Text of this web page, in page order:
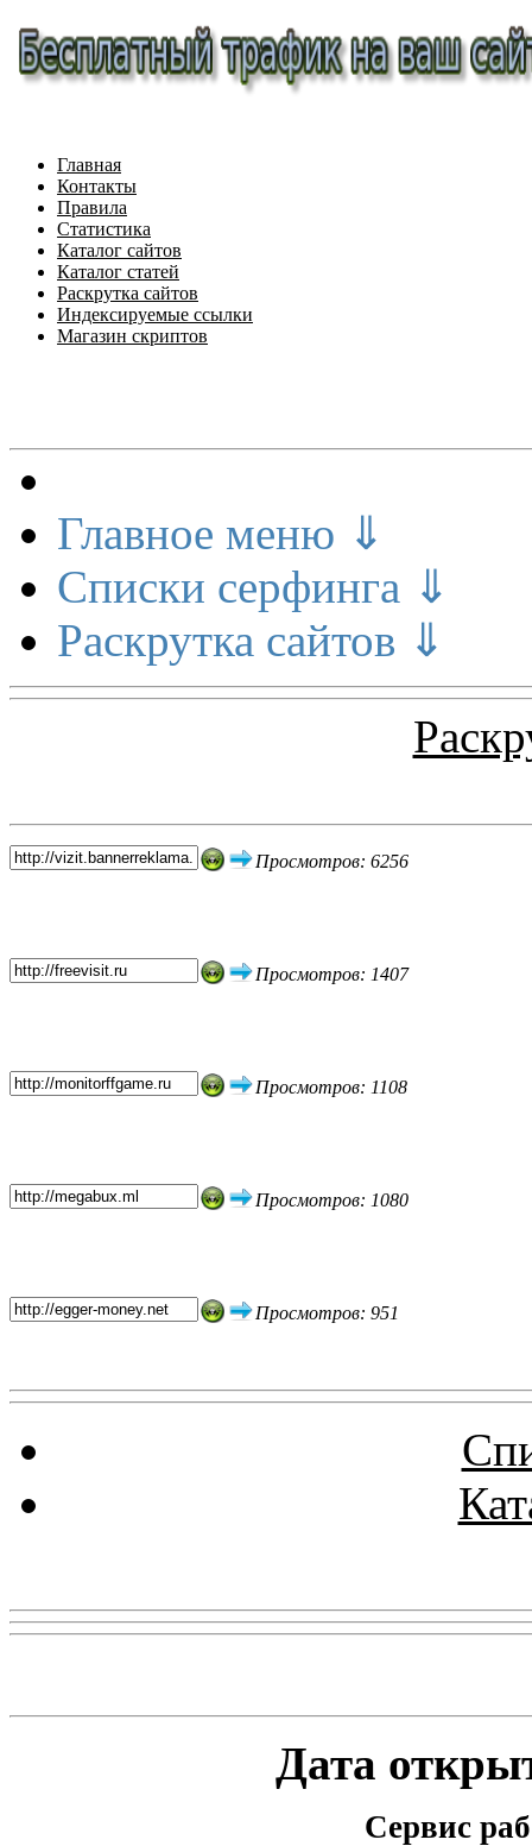
Главная
Контакты
Правила
Статистика
Каталог сайтов
Каталог статей
Раскрутка сайтов
Индексируемые ссылки
Магазин скриптов
Главное меню ⇓
Списки серфинга ⇓
Раскрутка сайтов ⇓
Просмотров: 6256
Просмотров: 1407
Просмотров: 1108
Просмотров: 1080
Просмотров: 951
Дата
Сервис